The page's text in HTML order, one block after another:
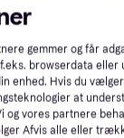
produkter, der
gemmer og får
browserdata eller
enhed. Hvis du
at
og vores partnere
Afvis alle eller